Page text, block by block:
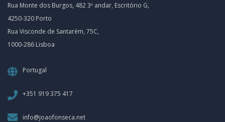
Rua Monte dos Burgos, 482 3º andar, Escritório G,
4250-320 Porto
Rua Visconde de Santarém, 75C,
1000-286 Lisboa
Portugal
+351 919 375 417
info@joaofonseca.net